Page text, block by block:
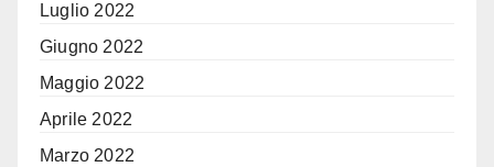
Luglio 2022
Giugno 2022
Maggio 2022
Aprile 2022
Marzo 2022